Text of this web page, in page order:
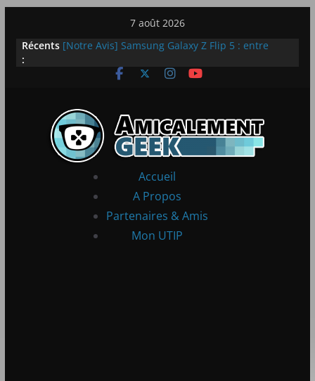
contenu
7 août 2026
Récents
:
[Notre Avis] Samsung Galaxy Z Flip 5 : entre
[PS5] New World Aeternum [Notre Avis]
Accueil
A Propos
Partenaires & Amis
Mon UTIP